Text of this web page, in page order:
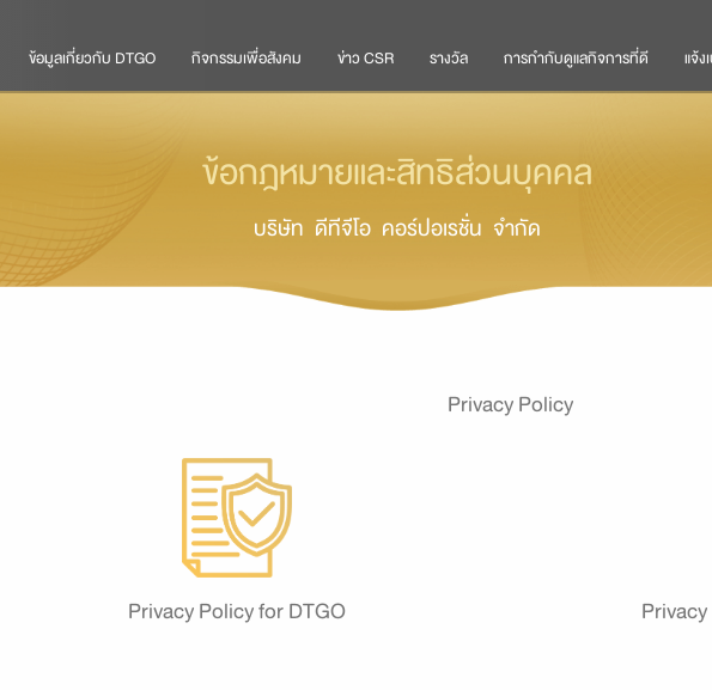
ข้อมูลเกี่ยวกับ DTGO กิจกรรมเพื่อสังคม ข่าว CSR รางวัล การกำกับดูแลกิจการที่ดี แจ้ง
ข้อกฎหมายและสิทธิส่วนบุคคล
บริษัท ดีทีจีโอ คอร์ปอเรชั่น จำกัด
Privacy Policy
Privacy Policy for DTGO